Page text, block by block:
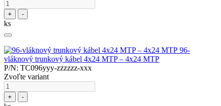
+ -
ks
96-
vláknový trunkový kábel 4x24 MTP – 4x24 MTP
P/N: TC096yyy-zzzzzz-xxx
Zvoľte variant
+ -